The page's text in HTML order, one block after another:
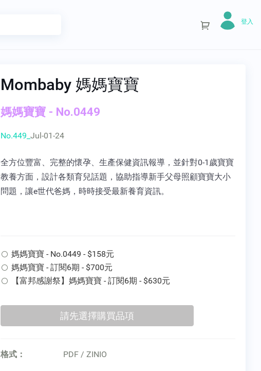
登入
Mombaby 媽媽寶寶
媽媽寶寶 - No.0449
No.449_ Jul-01-24
全方位豐富、完整的懷孕、生產保健資訊報導，並針對0-1歲寶寶
教養方面，設計各類育兒話題，協助指導新手父母照顧寶寶大小
問題，讓e世代爸媽，時時接受最新養育資訊。
媽媽寶寶 - No.0449 - $158元
媽媽寶寶 - 訂閱6期 - $700元
【富邦感謝祭】媽媽寶寶 - 訂閱6期 - $630元
格式： PDF / ZINIO